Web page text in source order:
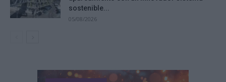
sostenible...
05/08/2026